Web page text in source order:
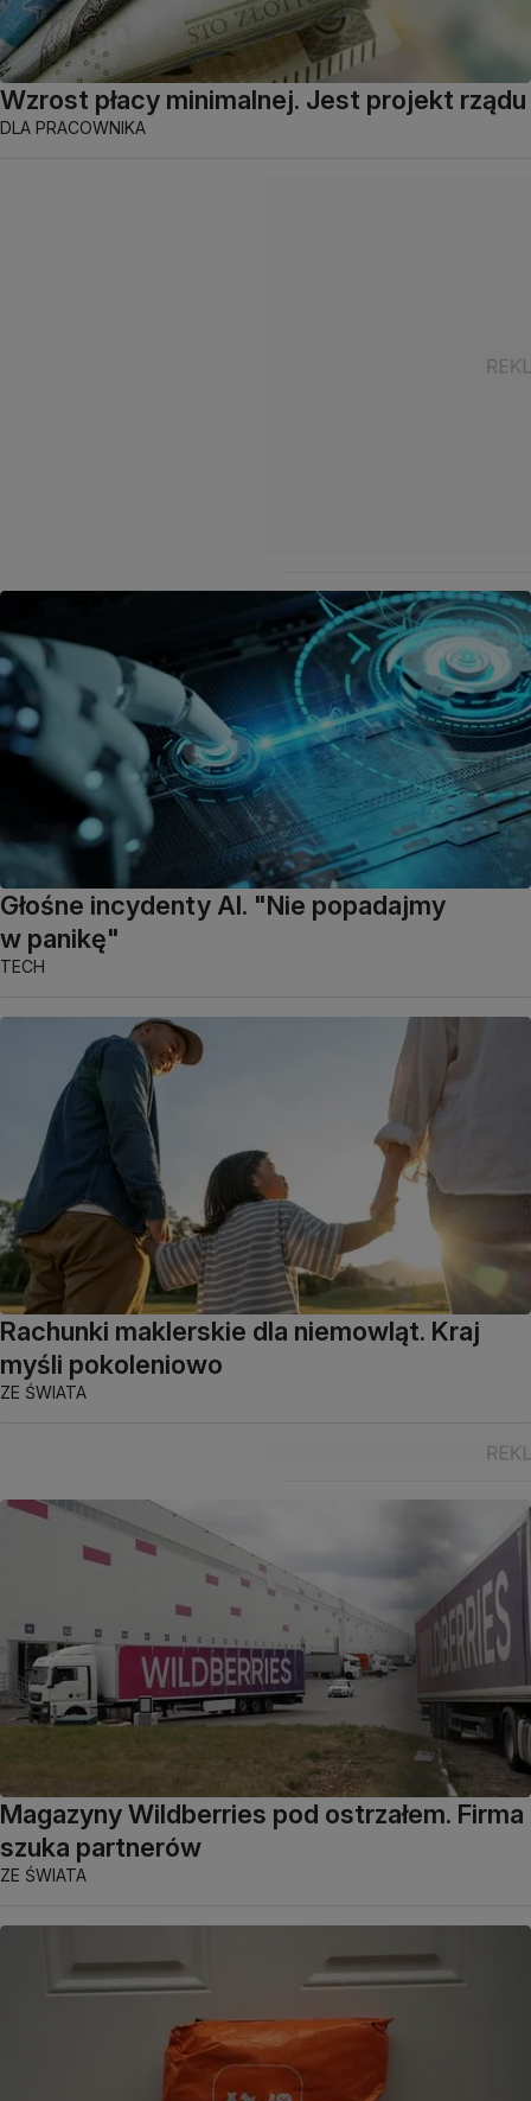
Wzrost płacy minimalnej. Jest projekt rządu
DLA PRACOWNIKA
Głośne incydenty AI. "Nie popadajmy
w panikę"
TECH
Rachunki maklerskie dla niemowląt. Kraj
myśli pokoleniowo
ZE ŚWIATA
Magazyny Wildberries pod ostrzałem. Firma
szuka partnerów
ZE ŚWIATA